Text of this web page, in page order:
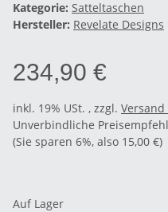
Kategorie: Satteltaschen
Hersteller: Revelate Designs
234,90 €
inkl. 19% USt. , zzgl. Versand
Unverbindliche
(Sie sparen 6%, also 15,00 €)
Auf Lager